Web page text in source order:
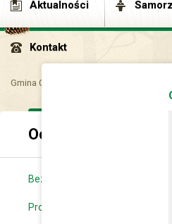
Aktualności
Kontakt
Gmina Czastary
Ochrona zwierząt
Bezdomne zwierzęta
Program ochrony przed